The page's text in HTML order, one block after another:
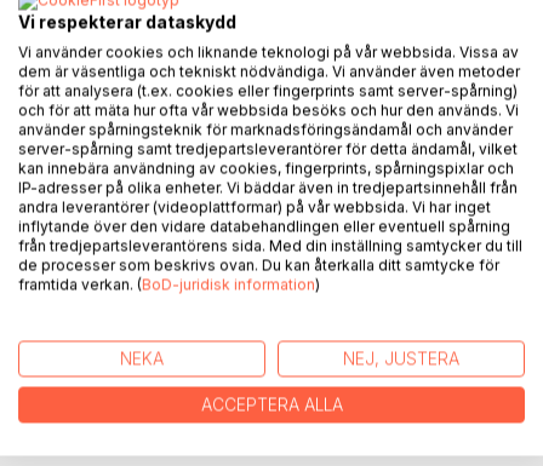
BESKRIVNING
Hilding Färm - en välfärdssamhällets pionjär
Hilding Färm föddes 1914, strax före första världskrigets
utbrott. Denna bok skildrar hans liv, ett typiskt livsöde för
välfärdssamhällets pionjärgeneration. De kom från
arbetarklassen, oftast med bara folkskola som utbildning,
men bar med sig övertygelsen att deras livsuppgift var att
skapa ett bättre samhälle för kommande generationer.
Vi respekterar dataskydd
Vi använder cookies och liknande teknologi på vår webbsida. Vissa av
dem är väsentliga och tekniskt nödvändiga. Vi använder även metoder
för att analysera (t.ex. cookies eller fingerprints samt server-spårning)
och för att mäta hur ofta vår webbsida besöks och hur den används. Vi
använder spårningsteknik för marknadsföringsändamål och använder
server-spårning samt tredjepartsleverantörer för detta ändamål, vilket
kan innebära användning av cookies, fingerprints, spårningspixlar och
IP-adresser på olika enheter. Vi bäddar även in tredjepartsinnehåll från
andra leverantörer (videoplattformar) på vår webbsida. Vi har inget
inflytande över den vidare databehandlingen eller eventuell spårning
från tredjepartsleverantörens sida. Med din inställning samtycker du till
de processer som beskrivs ovan. Du kan återkalla ditt samtycke för
framtida verkan. (BoD-juridisk information)
NEKA NEJ, JUSTERA
ACCEPTERA ALLA